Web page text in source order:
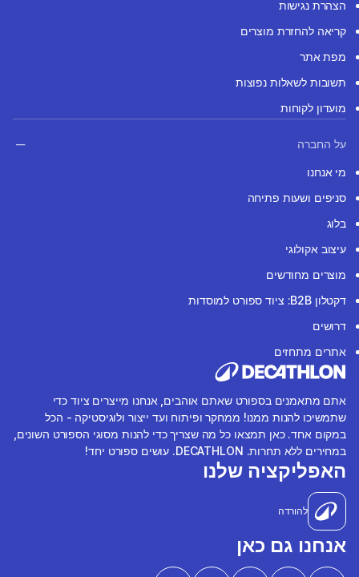
הצהרת נגישות
קריאה להחזרת מוצרים
מפת אתר
תשובות לשאלות נפוצות
מועדון לקוחות
על החברה
מי אנחנו
סניפים ושעות פתיחה
בלוג
עיצוב אקולוגי
מוצרים מחודשים
דקטלון B2B: ציוד ספורט למוסדות
דרושים
אתרים מתחזים
אתם מתאמנים בספורט שאתם אוהבים, אנחנו מייצרים ציוד כדי
שתמשיכו להנות ממנו! ממחקר ופיתוח ועד ייצור ולוגיסטיקה - הכל
במקום אחד. כאן תמצאו כל מה שצריך כדי להנות מסוגי הספורט השונים,
במחירים ללא תחרות. DECATHLON. עושים ספורט יחד!
האפליקציה שלנו
להורדה
אנחנו גם כאן